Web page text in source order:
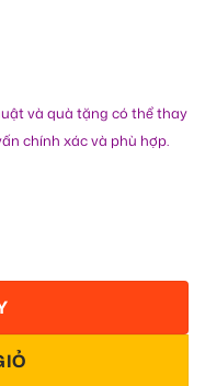
và quà tặng có thể thay
chính xác và phù hợp.